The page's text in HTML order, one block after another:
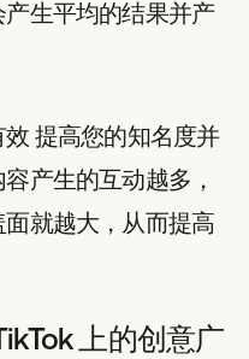
生平均的结果并产
效 提高您的知名度并
产生的互动越多，
就越大，从而提高
上的创意广